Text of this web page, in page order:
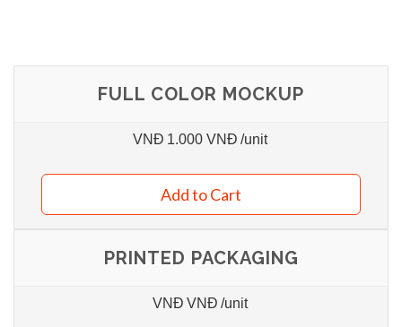
FULL COLOR MOCKUP
VNĐ 1.000 VNĐ /unit
Add to Cart
PRINTED PACKAGING
VNĐ VNĐ /unit